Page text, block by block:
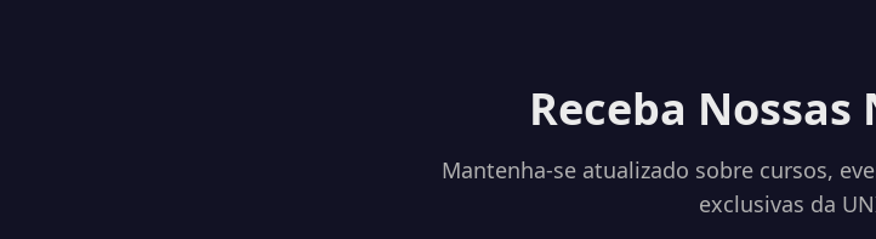
Receba Nossas
Mantenha-se atualizado sobre cursos,
exclusivas da